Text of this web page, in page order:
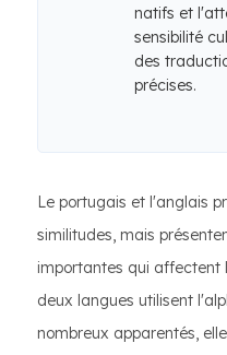
natifs et
sensibilité
des
précises.
Le portugais et l'anglais
similitudes, mais
importantes qui affectent
deux langues utilisent
nombreux apparentés,